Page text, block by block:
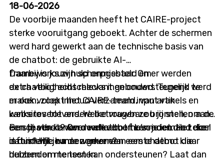
Tijdstip: 12u00 tot 12u45 Locatie: online
18-06-2026
De voorbije maanden heeft het CAIRE-project
sterke vooruitgang geboekt. Achter de schermen
werd hard gewerkt aan de technische basis van
de chatbot: de gebruikte AI-
frameworks zijn scherpgesteld en er werden
extra veiligheidschecks ingebouwd. Tegelijk werd
er ook volop inhoud verzameld, van artikels en
websites tot andere betrouwbare bronnen, om de
eerste versie van de chatbot te voeden. Het doel
is duidelijk: na de zomer een eerste demo klaar
hebben om te testen.
Daarbij is jouw hulp onmisbaar. Om
de chatbot echt relevant en ondersteunend te
maken, zoekt het CAIRE-team input van
kankeroverlevers. Welke vragen zou jij stellen aan
een chatbot? Over welke thema’s moet die zeker
informatie kunnen geven?
Ben jij een kankeroverlever, of ken je iemand die
dat is? Wil je meewerken aan een chatbot die
duizenden mensen kan ondersteunen? Laat dan